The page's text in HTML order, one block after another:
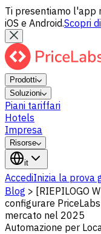
Ti presentiamo l'app
iOS e Android.Scopri
Prodotti
Soluzioni
Piani tariffari
Hotels
Impresa
Risorse
it
AccediInizia la prova
Blog > [RIEPILOGO
configurare
mercato nel 2025
Automazione per